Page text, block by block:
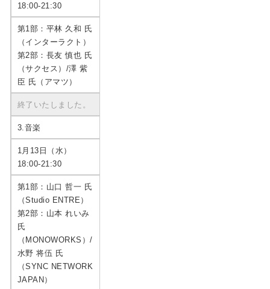
18:00-21:30
第1部：平林 久和 氏
（インターラクト）
第2部：長友 慎也 氏
（サクセス）/澤 紫
臣 氏（アマツ）
終了いたしました。
3.音楽
1月13日（水）
18:00-21:30
第1部：山口 哲一 氏
（Studio ENTRE）
第2部：山本 れいみ
氏
（MONOWORKS）/
水野 将伍 氏
（SYNC NETWORK
JAPAN）